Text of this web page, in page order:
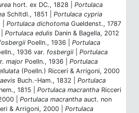
hort. ex DC., 1828 | Portulaca
Schltdl., 1851 | Portulaca cypria
| Portulaca dichotoma Gueldenst., 1787
Portulaca edulis Danin & Bagella, 2012
Poelln., 1936 | Portulaca
1936 var. fosbergii
Portulaca
major Poelln., 1936 | Portulaca
(Poelln.) Ricceri & Arrigoni, 2000
Buch.-Ham., 1832 | Portulaca
1815 | Portulaca macrantha Ricceri
| Portulaca macrantha auct. non
& Arrigoni, 2000 | Portulaca